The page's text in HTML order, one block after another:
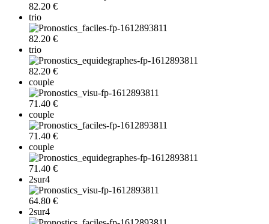
82.20 €
trio
82.20 €
trio
82.20 €
couple
71.40 €
couple
71.40 €
couple
71.40 €
2sur4
64.80 €
2sur4